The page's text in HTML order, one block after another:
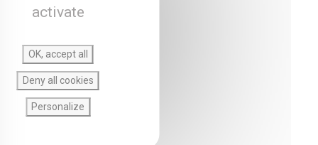
activate
OK, accept all
Deny all cookies
Personalize